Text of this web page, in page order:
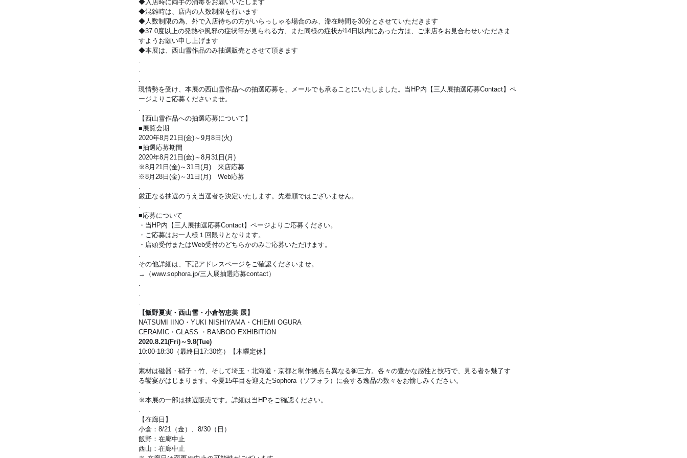
◆入店時に両手の消毒をお願いいたします
◆混雑時は、店内の人数制限を行います
◆人数制限の為、外で入店待ちの方がいらっしゃる場合のみ、滞在時間を30分とさせていただきます
◆37.0度以上の発熱や風邪の症状等が見られる方、また同様の症状が14日以内にあった方は、ご来店をお見合わせいただきま
すようお願い申し上げます
◆本展は、西山雪作品のみ抽選販売とさせて頂きます
現情勢を受け、本展の西山雪作品への抽選応募を、メールでも承ることにいたしました。当HP内【三人展抽選応募Contact】ペ
ージよりご応募くださいませ。
【西山雪作品への抽選応募について】
■展覧会期
​2020年8月21日(金)～9月8日(火)
■抽選応募期間
2020年8月21日(金)～8月31日(月)
※8月21日(金)～31日(月)　来店応募
※8月28日(金)～31日(月)　Web応募
​厳正なる抽選のうえ当選者を決定いたします。先着順ではございません。
​■応募について
・当HP内【三人展抽選応募Contact】ページよりご応募ください。
・ご応募はお一人様１回限りとなります。
・店頭受付またはWeb受付のどちらかのみご応募いただけます。
その他詳細は、下記アドレスページをご確認くださいませ。
→（www.sophora.jp/三人展抽選応募contact）
【飯野夏実・西山雪・小倉智恵美 展】
NATSUMI IINO・YUKI NISHIYAMA・CHIEMI OGURA
CERAMIC・GLASS ・BANBOO EXHIBITION
2020.8.21(Fri)～9.8(Tue)
10:00-18:30（最終日17:30迄）【木曜定休】
素材は磁器・硝子・竹、そして埼玉・北海道・京都と制作拠点も異なる御三方。各々の豊かな感性と技巧で、見る者を魅了す
る饗宴がはじまります。今夏15年目を迎えたSophora（ソフォラ）に会する逸品の数々をお愉しみください。
※本展の一部は抽選販売です。詳細は当HPをご確認ください。
【在廊日】
小倉：8/21（金）、8/30（日）
飯野：在廊中止
西山：在廊中止